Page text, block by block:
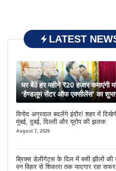
LATEST
August 8, 2026
घर बैठे हर महीने ₹20 हजार कमाएंगी
‘हैण्डलूम सेंटर ऑफ एक्सीलेंस’ का
विनोद अग्रवाल बदलेंगे इंदौर! शहर में
मुंबई, दुबई, दिल्ली और यूरोप की झलक
August 7, 2026
ब्रिक्स डेलीगेट्स के दिल में बसी झीलों की
वन विहार से शिकारा तक यादगार रहा सफर